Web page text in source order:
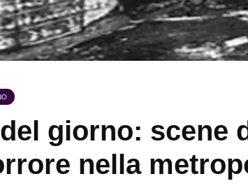
giorno: scene
nella